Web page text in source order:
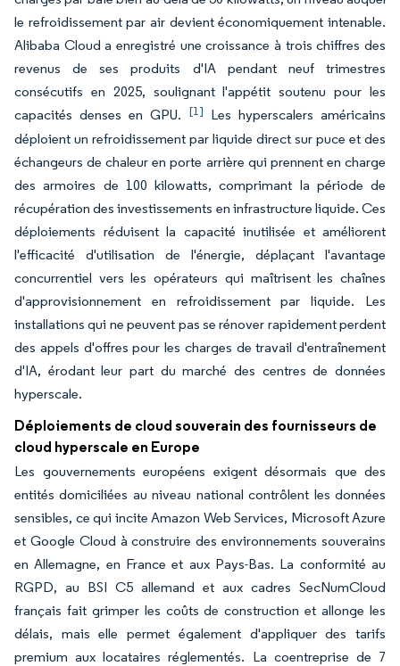
le refroidissement par air devient économiquement intenable.
Alibaba Cloud a enregistré une croissance à trois chiffres des
revenus de ses produits d'IA pendant neuf trimestres
consécutifs en 2025, soulignant l'appétit soutenu pour les
capacités denses en GPU. [1] Les hyperscalers américains
déploient un refroidissement par liquide direct sur puce et des
échangeurs de chaleur en porte arrière qui prennent en charge
des armoires de 100 kilowatts, comprimant la période de
récupération des investissements en infrastructure liquide. Ces
déploiements réduisent la capacité inutilisée et améliorent
l'efficacité d'utilisation de l'énergie, déplaçant l'avantage
concurrentiel vers les opérateurs qui maîtrisent les chaînes
d'approvisionnement en refroidissement par liquide. Les
installations qui ne peuvent pas se rénover rapidement perdent
des appels d'offres pour les charges de travail d'entraînement
d'IA, érodant leur part du marché des centres de données
hyperscale.
Déploiements de cloud souverain des fournisseurs de
cloud hyperscale en Europe
Les gouvernements européens exigent désormais que des
entités domiciliées au niveau national contrôlent les données
sensibles, ce qui incite Amazon Web Services, Microsoft Azure
et Google Cloud à construire des environnements souverains
en Allemagne, en France et aux Pays-Bas. La conformité au
RGPD, au BSI C5 allemand et aux cadres SecNumCloud
français fait grimper les coûts de construction et allonge les
délais, mais elle permet également d'appliquer des tarifs
premium aux locataires réglementés. La coentreprise de 7